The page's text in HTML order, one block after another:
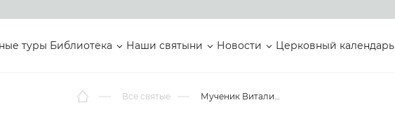
туры Библиотека Наши святыни Новости Церковный календарь
Все святые Мученик Виталий Керкирский